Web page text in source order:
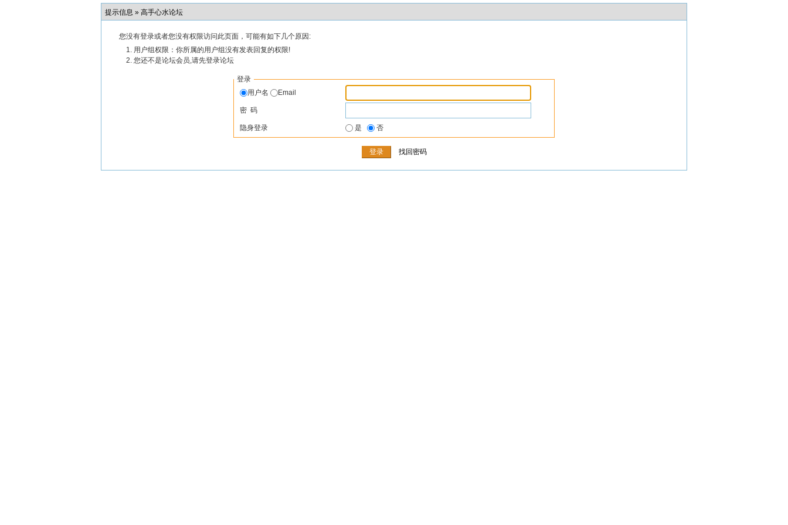
提示信息 » 高手心水论坛
您没有登录或者您没有权限访问此页面，可能有如下几个原因:
用户组权限：你所属的用户组没有发表回复的权限!
您还不是论坛会员,请先登录论坛
登录
用户名
Email
密 码
隐身登录 是 否
找回密码